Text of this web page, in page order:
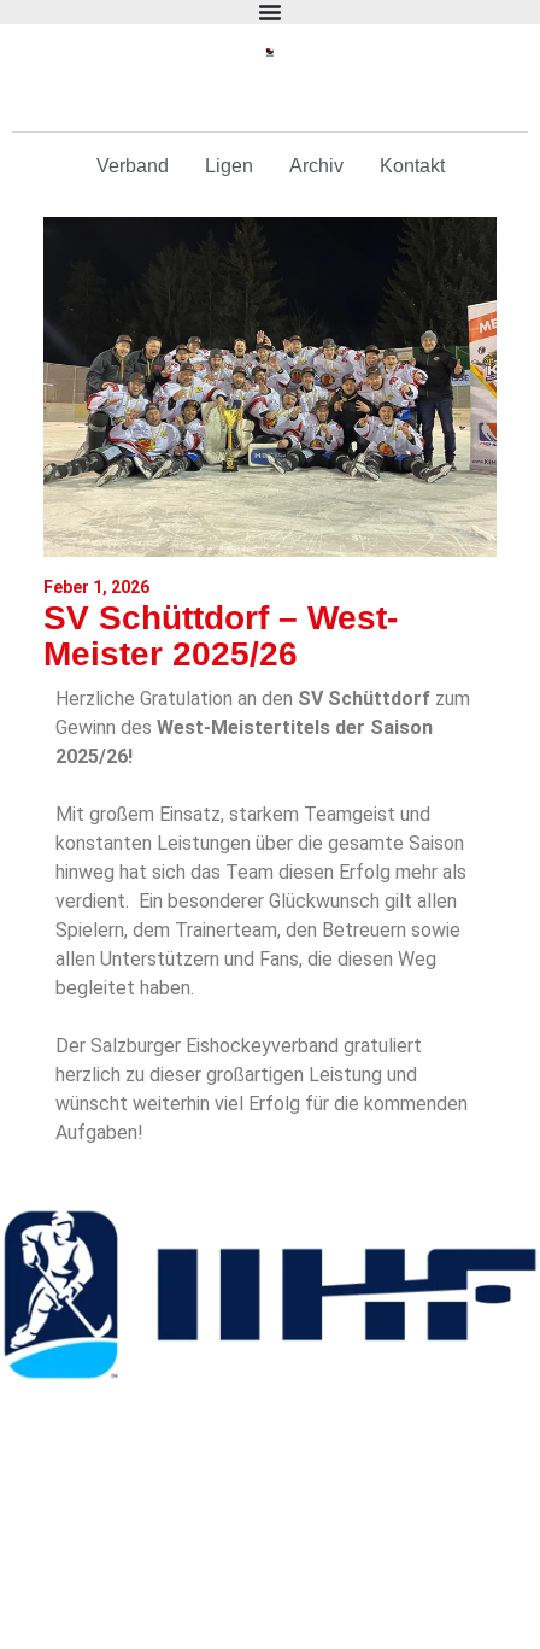
Verband Ligen Archiv Kontakt
Feber 1, 2026
SV Schüttdorf – West-
Meister 2025/26
Herzliche Gratulation an den SV Schüttdorfzum
Gewinn des West-Meistertitels der Saison
2025/26!
Mit großem Einsatz, starkem Teamgeist und
konstanten Leistungen über die gesamte Saison
hinweg hat sich das Team diesen Erfolg mehr als
verdient. Ein besonderer Glückwunsch gilt allen
Spielern, dem Trainerteam, den Betreuern sowie
allen Unterstützern und Fans, die diesen Weg
begleitet haben.
Der Salzburger Eishockeyverband gratuliert
herzlich zu dieser großartigen Leistung und
wünscht weiterhin viel Erfolg für die kommenden
Aufgaben!